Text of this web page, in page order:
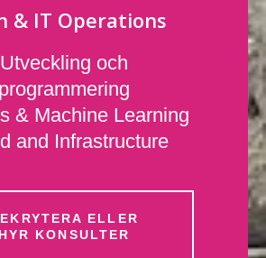
& IT Operations
Utveckling och
programmering
& Machine Learning
and Infrastructure
ELLER
HYR KONSULTER